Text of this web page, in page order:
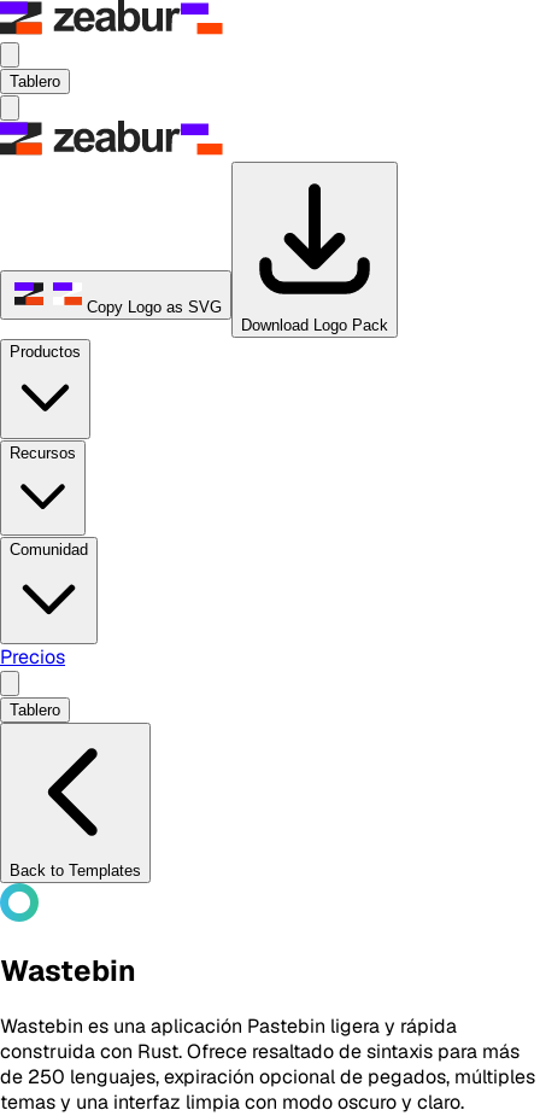
Tablero
Copy Logo as SVG
Download Logo Pack
Productos
Recursos
Comunidad
Precios
Tablero
Back to Templates
Wastebin
Wastebin es una aplicación Pastebin ligera y rápida
construida con Rust. Ofrece resaltado de sintaxis para más
de 250 lenguajes, expiración opcional de pegados, múltiples
temas y una interfaz limpia con modo oscuro y claro.